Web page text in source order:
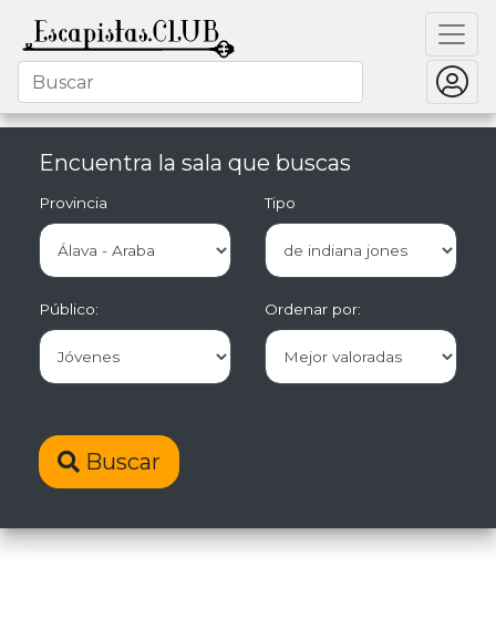
Encuentra la sala que buscas
Provincia Tipo
Público: Ordenar por:
Buscar